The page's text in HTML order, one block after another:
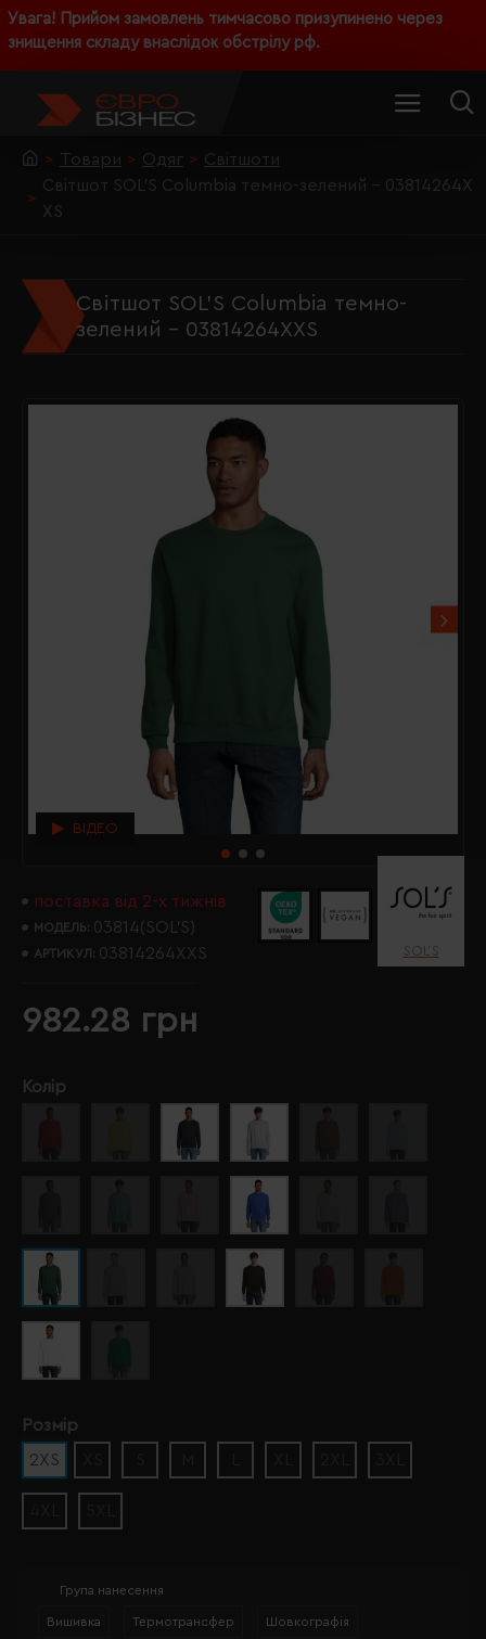
Увага! Прийом замовлень тимчасово призупинено через
знищення складу внаслідок обстрілу рф.
Товари Одяг
Світшоти
Світшот SOL'S Columbia темно-зелений - 03814264X
XS
Світшот SOL'S Columbia темно-
зелений - 03814264XXS
ВІДЕО
поставка від 2-х тижнів
МОДЕЛЬ: 03814(SOL’S)
АРТИКУЛ: 03814264XXS SOL’S
982.28 грн
Колір
Розмір
2XS
Група нанесення
Вишивка Термотрансфер Шовкографія